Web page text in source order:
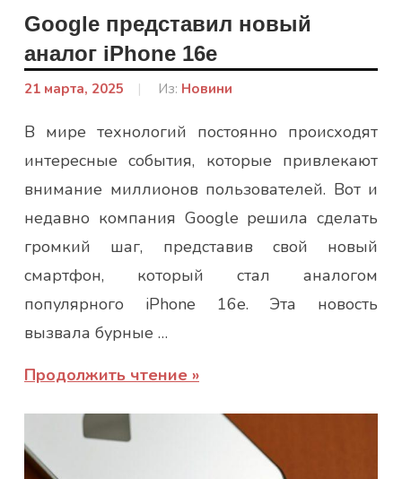
Google представил новый
аналог iPhone 16e
21 марта, 2025
От:
Из: Новини
В мире технологий постоянно происходят
интересные события, которые привлекают
внимание миллионов пользователей. Вот и
недавно компания Google решила сделать
громкий шаг, представив свой новый
смартфон, который стал аналогом
популярного iPhone 16e. Эта новость
вызвала бурные …
Продолжить чтение